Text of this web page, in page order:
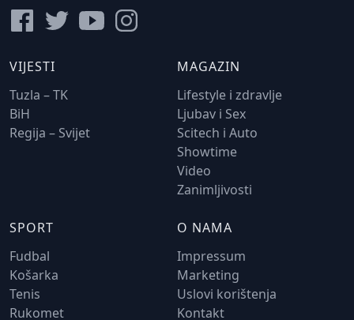
VIJESTI
Tuzla – TK
BiH
Regija – Svijet
MAGAZIN
Lifestyle i zdravlje
Ljubav i Sex
Scitech i Auto
Showtime
Video
Zanimljivosti
SPORT
Fudbal
Košarka
Tenis
Rukomet
O NAMA
Impressum
Marketing
Uslovi korištenja
Kontakt